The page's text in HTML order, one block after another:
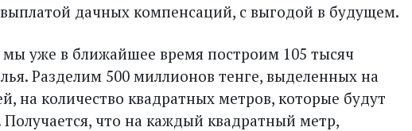
дачных компенсаций, с выгодой в будущем.
уже в ближайшее время построим 105 тысяч
Разделим 500 миллионов тенге, выделенных на
на количество квадратных метров, которые будут
что на каждый квадратный метр,